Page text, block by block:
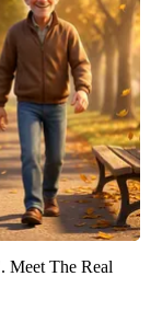
Meet The Real